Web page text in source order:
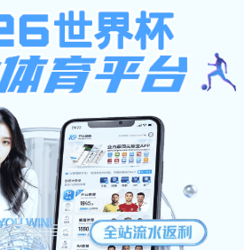
机构设置 党建工作 师资队伍